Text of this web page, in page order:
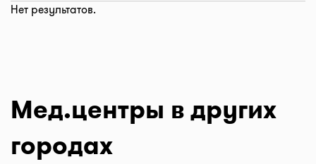
Нет результатов.
Мед.центры в других
городах